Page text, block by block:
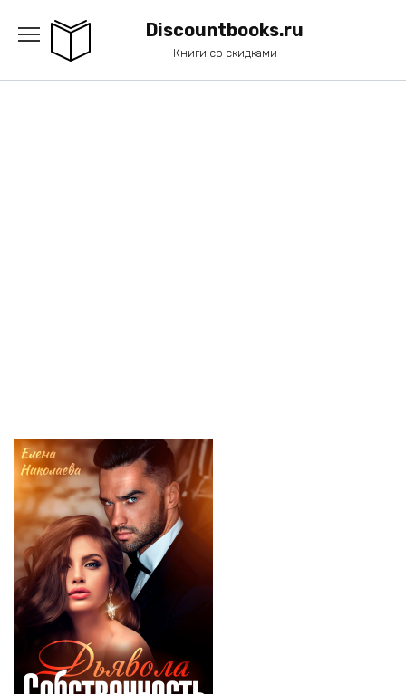
содержанию
Discountbooks.ru
Книги со скидками